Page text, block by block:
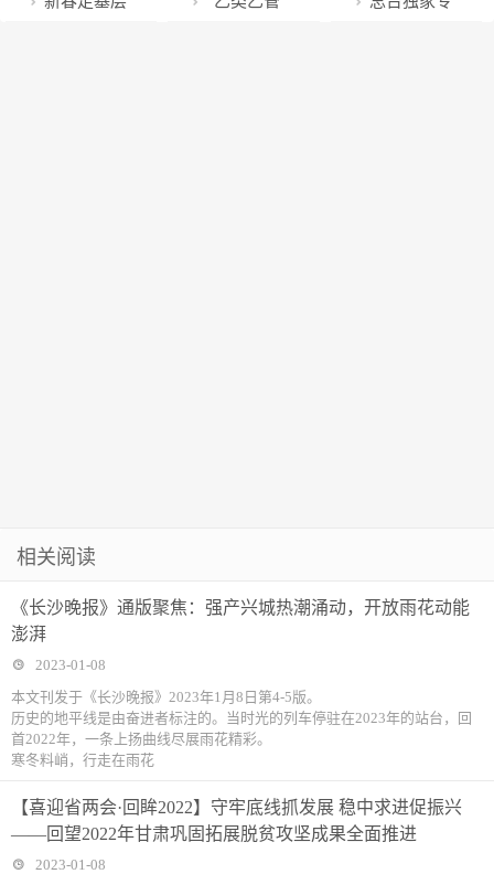
相关阅读
《长沙晚报》通版聚焦：强产兴城热潮涌动，开放雨花动能
澎湃
2023-01-08
本文刊发于《长沙晚报》2023年1月8日第4-5版。
历史的地平线是由奋进者标注的。当时光的列车停驻在2023年的站台，回
首2022年，一条上扬曲线尽展雨花精彩。
寒冬料峭，行走在雨花
【喜迎省两会·回眸2022】守牢底线抓发展 稳中求进促振兴
——回望2022年甘肃巩固拓展脱贫攻坚成果全面推进
2023-01-08